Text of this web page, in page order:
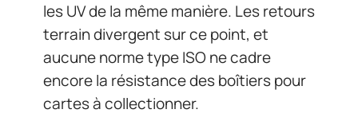
les UV de la même manière. Les retours
terrain divergent sur ce point, et
aucune norme type ISO ne cadre
encore la résistance des boîtiers pour
cartes à collectionner.